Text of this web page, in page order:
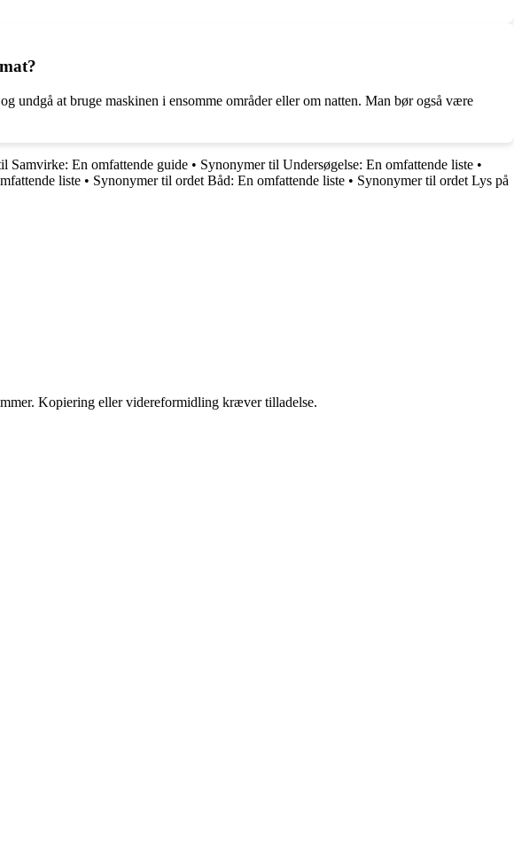
undgå at bruge maskinen i ensomme områder eller om natten. Man bør også være
Samvirke: En omfattende guide • Synonymer til Undersøgelse: En omfattende liste •
liste • Synonymer til ordet Båd: En omfattende liste • Synonymer til ordet Lys på
Kopiering eller videreformidling kræver tilladelse.